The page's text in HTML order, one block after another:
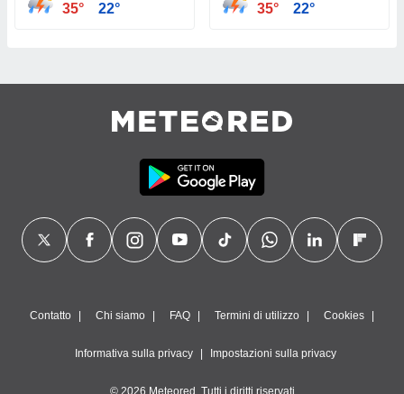
35° 22° 35° 22°
Contatto Chi siamo FAQ Termini di utilizzo Cookies
Informativa sulla privacy Impostazioni sulla privacy
© 2026 Meteored. Tutti i diritti riservati